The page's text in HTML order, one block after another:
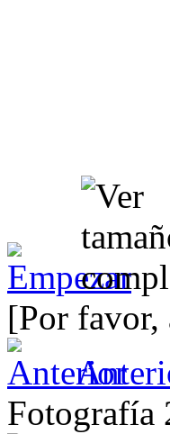
[Por favor,
Fotografía